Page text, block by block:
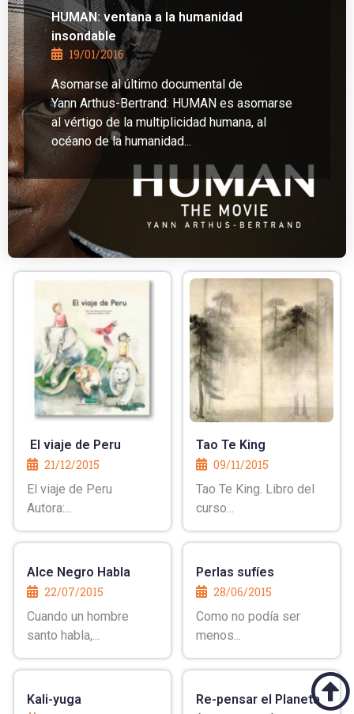
HUMAN: ventana a la humanidad
insondable
19/01/2016
Asomarse al último documental de
Yann Arthus-Bertrand: HUMAN es asomarse
al vértigo de la multiplicidad humana, al
océano de la humanidad...
El viaje de Peru
21/12/2015
El viaje de Peru
Autora:...
Tao Te King
09/11/2015
Tao Te King. Libro del
curso...
Alce Negro Habla
22/07/2015
Cuando un hombre
santo habla,...
Perlas sufíes
28/06/2015
Como no podía ser
menos...
Kali-yuga
Re-pensar el Planeta